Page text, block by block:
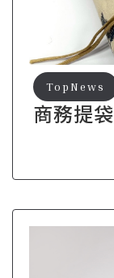
商務提
TopNews